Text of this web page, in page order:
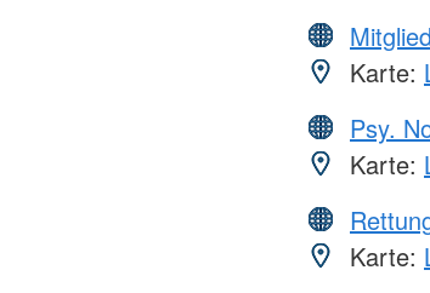
Karte:
Psy.
Karte:
Karte: